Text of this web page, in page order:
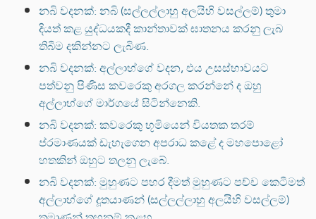
නබි වදනක්: නබි (සල්ලල්ලාහු අලයිහි වසල්ලම්) තුමා
දියත් කළ යුද්ධයකදී කාන්තාවක් ඝාතනය කරනු ලැබ
තිබීම දකින්නට ලැබිණ.
නබි වදනක්: අල්ලාහ්ගේ වදන, එය උසස්භාවයට
පත්වනු පිණිස කවරෙකු අරගල කරන්නේ ද ඔහු
අල්ලාහ්ගේ මාර්ගයේ සිටින්නෙකි.
නබි වදනක්: කවරෙකු භූමියෙන් වියතක තරම්
ප්රමාණයක් ඩැහැගෙන අපරාධ කළේ ද මහපොළෝ
හතකින් ඔහුට තලනු ලැබේ.
නබි වදනක්: මුහුණට පහර දීමත් මුහුණට පච්ච කෙටීමත්
අල්ලාහ්ගේ දූතයාණන් (සල්ලල්ලාහු අලයිහි වසල්ලම්)